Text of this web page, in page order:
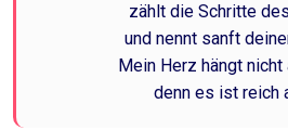
zählt die Schritte
und nennt sanft
Mein Herz hängt nicht
denn es ist reich